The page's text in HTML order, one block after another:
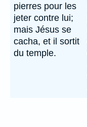
pierres pour les
jeter contre lui;
mais Jésus se
cacha, et il sortit
du temple.